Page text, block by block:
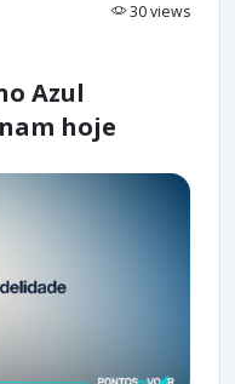
30 views
Azul
hoje